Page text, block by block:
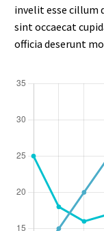
invelit esse cillum
sint occaecat
officia deserunt